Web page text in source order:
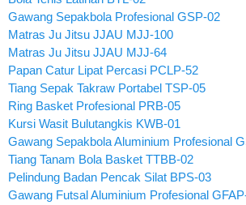
Gawang Sepakbola Profesional GSP-02
Matras Ju Jitsu JJAU MJJ-100
Matras Ju Jitsu JJAU MJJ-64
Papan Catur Lipat Percasi PCLP-52
Tiang Sepak Takraw Portabel TSP-05
Ring Basket Profesional PRB-05
Kursi Wasit Bulutangkis KWB-01
Gawang Sepakbola Aluminium Profesional
Tiang Tanam Bola Basket TTBB-02
Pelindung Badan Pencak Silat BPS-03
Gawang Futsal Aluminium Profesional